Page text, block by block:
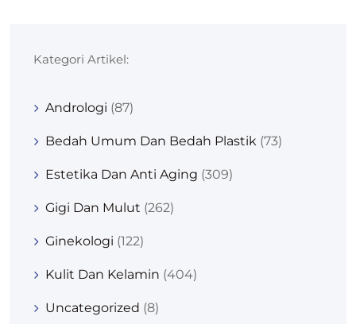
Kategori Artikel:
Andrologi (87)
Bedah Umum Dan Bedah Plastik (73)
Estetika Dan Anti Aging (309)
Gigi Dan Mulut (262)
Ginekologi (122)
Kulit Dan Kelamin (404)
Uncategorized (8)